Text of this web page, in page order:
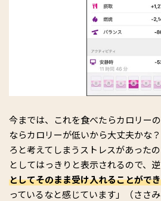
今までは、これを食べたらカロリー
ならカロリーが低いから大丈夫かな
ろと考えてしまうストレスがあった
としてはっきりと表示されるので、
としてそのまま受け入れることがで
っているなと感じています」（ささみ